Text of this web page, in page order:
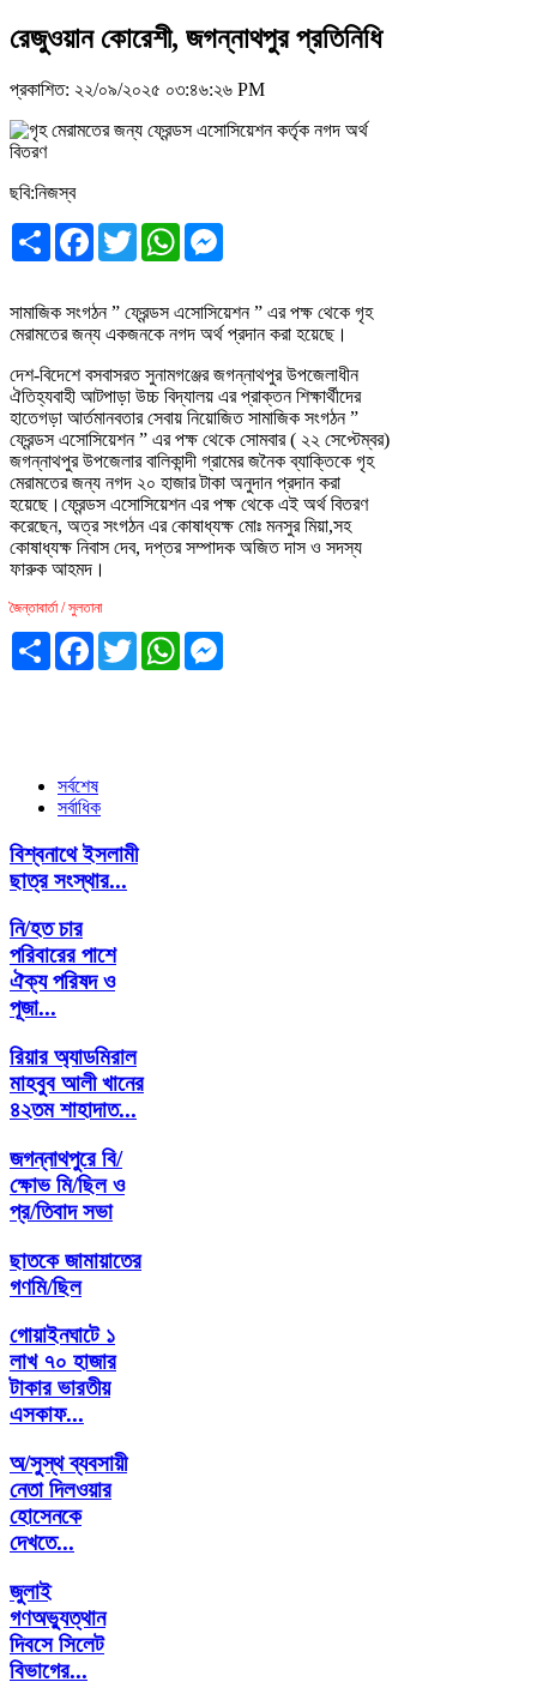
রেজুওয়ান কোরেশী, জগন্নাথপুর প্রতিনিধি
প্রকাশিত: ২২/০৯/২০২৫ ০৩:৪৬:২৬ PM
ছবি:নিজস্ব
Share Facebook
TwitterWhatsApp
সামাজিক সংগঠন ” ফ্রেন্ডস এসোসিয়েশন ” এর পক্ষ থেকে গৃহ
মেরামতের জন্য একজনকে নগদ অর্থ প্রদান করা হয়েছে।
দেশ-বিদেশে বসবাসরত সুনামগঞ্জের জগন্নাথপুর উপজেলাধীন
ঐতিহ্যবাহী আটপাড়া উচ্চ বিদ্যালয় এর প্রাক্তন শিক্ষার্থীদের
হাতেগড়া আর্তমানবতার সেবায় নিয়োজিত সামাজিক সংগঠন ”
ফ্রেন্ডস এসোসিয়েশন ” এর পক্ষ থেকে সোমবার ( ২২ সেপ্টেম্বর)
জগন্নাথপুর উপজেলার বালিকান্দী গ্রামের জনৈক ব্যাক্তিকে গৃহ
মেরামতের জন্য নগদ ২০ হাজার টাকা অনুদান প্রদান করা
হয়েছে।ফ্রেন্ডস এসোসিয়েশন এর পক্ষ থেকে এই অর্থ বিতরণ
করেছেন, অত্র সংগঠন এর কোষাধ্যক্ষ মোঃ মনসুর মিয়া,সহ
কোষাধ্যক্ষ নিবাস দেব, দপ্তর সম্পাদক অজিত দাস ও সদস্য
ফারুক আহমদ।
জৈন্তাবার্তা / সুলতানা
Share Facebook
TwitterWhatsApp
সর্বশেষ
সর্বাধিক
বিশ্বনাথে ইসলামী
ছাত্র সংস্থার...
নি/হত চার
পরিবারের পাশে
ঐক্য পরিষদ ও
পূজা...
রিয়ার অ্যাডমিরাল
মাহবুব আলী খানের
৪২তম শাহাদাত...
জগন্নাথপুরে বি/
ক্ষোভ মি/ছিল ও
প্র/তিবাদ সভা
ছাতকে জামায়াতের
গণমি/ছিল
গোয়াইনঘাটে ১
লাখ ৭০ হাজার
টাকার ভারতীয়
এসকাফ...
অ/সুস্থ ব্যবসায়ী
নেতা দিলওয়ার
হোসেনকে
দেখতে...
জুলাই
গণঅভ্যুত্থান
দিবসে সিলেট
বিভাগের...